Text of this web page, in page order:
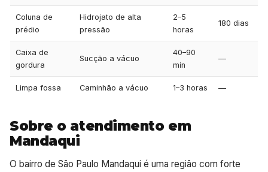
Coluna de
prédio
Hidrojato de alta
pressão
2–5
horas
180 dias
Caixa de
gordura
Sucção a vácuo
40–90
min
—
Limpa fossa Caminhão a vácuo 1–3 horas —
Sobre o atendimento em
Mandaqui
O bairro de São Paulo Mandaqui é uma região com forte